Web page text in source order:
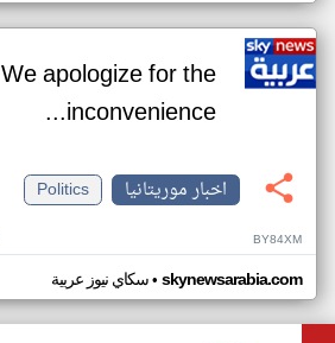
We apologize for the
inconvenience...
اخبار موريتانيا
Politics
BY84XM
سكاي نيوز عربية• skynewsarabia.com